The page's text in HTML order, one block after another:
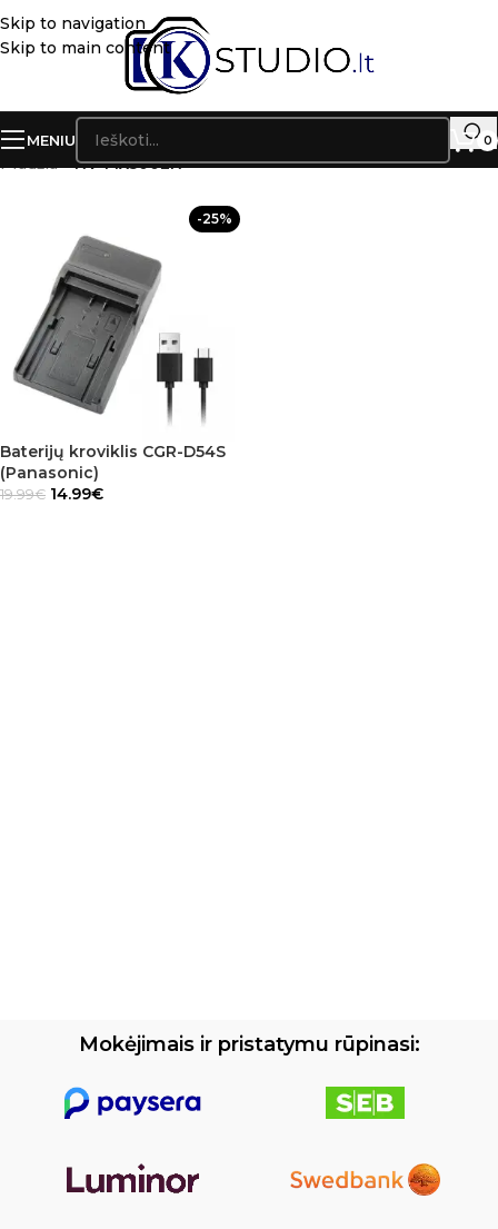
Skip to navigation
Skip to main content
MENIU 0
Pradžia»NV-MX500EN
-25%
Baterijų kroviklis CGR-D54S
(Panasonic)
19.99€ 14.99€
Mokėjimais ir pristatymu rūpinasi: